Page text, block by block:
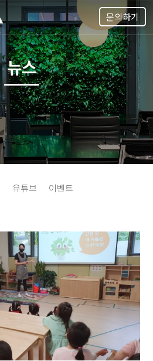
문의하기
뉴스
유튜브 이벤트